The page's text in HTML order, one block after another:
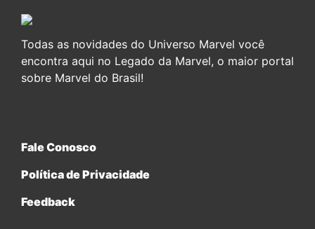
Todas as novidades do Universo Marvel você
encontra aqui no Legado da Marvel, o maior portal
sobre Marvel do Brasil!
Fale Conosco
Política de Privacidade
Feedback